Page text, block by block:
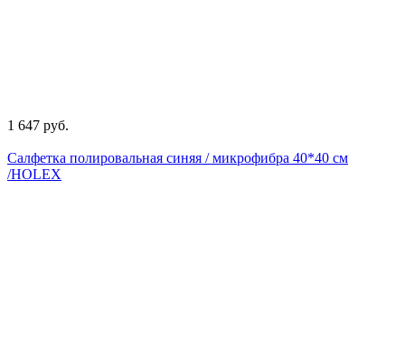
1 647 руб.
Салфетка полировальная синяя / микрофибра 40*40 см
/HOLEX